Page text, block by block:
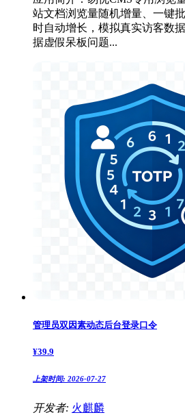
站文档浏览量随机增量、一键
时自动增长，模拟真实访客数
据虚假呆板问题...
管理员双因素动态后台登录口令
¥39.9
上架时间: 2026-07-27
开发者: 火麒麟